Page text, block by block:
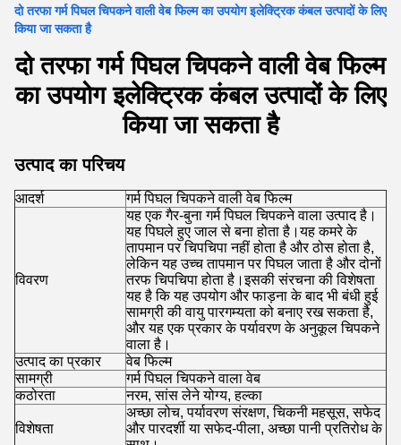
दो तरफा गर्म पिघल चिपकने वाली वेब फिल्म का उपयोग इलेक्ट्रिक कंबल उत्पादों के लिए
किया जा सकता है
दो तरफा गर्म पिघल चिपकने वाली वेब फिल्म
का उपयोग इलेक्ट्रिक कंबल उत्पादों के लिए
किया जा सकता है
उत्पाद का परिचय
आदर्श गर्म पिघल चिपकने वाली वेब फिल्म
विवरण
यह एक गैर-बुना गर्म पिघल चिपकने वाला उत्पाद है।
यह पिघले हुए जाल से बना होता है।यह कमरे के
तापमान पर चिपचिपा नहीं होता है और ठोस होता है,
लेकिन यह उच्च तापमान पर पिघल जाता है और दोनों
तरफ चिपचिपा होता है।इसकी संरचना की विशेषता
यह है कि यह उपयोग और फाड़ना के बाद भी बंधी हुई
सामग्री की वायु पारगम्यता को बनाए रख सकता है,
और यह एक प्रकार के पर्यावरण के अनुकूल चिपकने
वाला है।
उत्पाद का प्रकार
वेब फिल्म
सामग्री
गर्म पिघल चिपकने वाला वेब
कठोरता
नरम, सांस लेने योग्य, हल्का
विशेषता
अच्छा लोच, पर्यावरण संरक्षण, चिकनी महसूस, सफेद
और पारदर्शी या सफेद-पीला, अच्छा पानी प्रतिरोध के